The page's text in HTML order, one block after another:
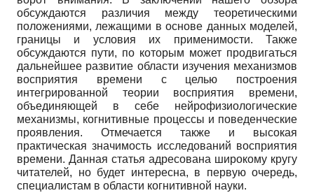
обсуждаются различия между теоретическими
положениями, лежащими в основе данных моделей,
границы и условия их применимости. Также
обсуждаются пути, по которым может продвигаться
дальнейшее развитие области изучения механизмов
восприятия времени с целью построения
интегрированной теории восприятия времени,
объединяющей в себе нейрофизиологические
механизмы, когнитивные процессы и поведенческие
проявления. Отмечается также и высокая
практическая значимость исследований восприятия
времени. Данная статья адресована широкому кругу
читателей, но будет интересна, в первую очередь,
специалистам в области когнитивной науки.